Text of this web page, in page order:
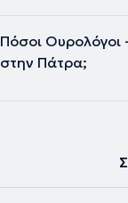
Πόσοι Ουρολόγοι
στην Πάτρα;